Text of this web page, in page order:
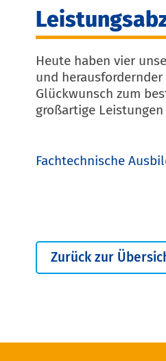
Heute haben vier
und
Glückwunsch zum
großartige
Fachtechnische
Zurück zur